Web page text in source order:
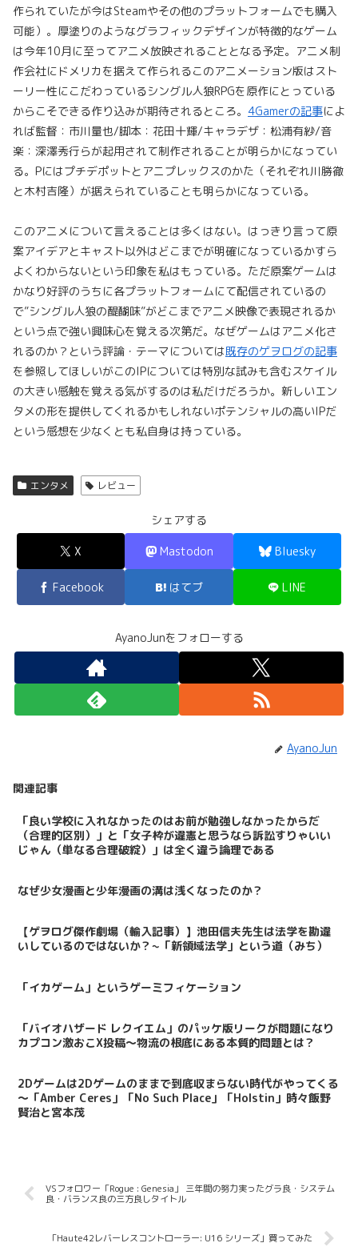
作られていたが今はSteamやその他のプラットフォームでも購入
可能）。厚塗りのようなグラフィックデザインが特徴的なゲーム
は今年10月に至ってアニメ放映されることとなる予定。アニメ制
作会社にドメリカを据えて作られるこのアニメーション版はスト
ーリー性にこだわっているシングル人狼RPGを原作にとっている
からこそできる作り込みが期待されるところ。 4Gamerの記事によ
れば監督：市川量也/脚本：花田十輝/キャラデザ：松浦有紗/音
楽：深澤秀行らが起用されて制作されることが明らかになってい
る。Pにはプチデポットとアニプレックスのかた（それぞれ川勝徹
と木村吉隆）が据えられていることも明らかになっている。
このアニメについて言えることは多くはない。はっきり言って原
案アイデアとキャスト以外はどこまでが明確になっているかすら
よくわからないという印象を私はもっている。ただ原案ゲームは
かなり好評のうちに各プラットフォームにて配信されているの
で”シングル人狼の醍醐味”がどこまでアニメ映像で表現されるか
という点で強い興味心を覚える次第だ。なぜゲームはアニメ化さ
れるのか？という評論・テーマについては既存のゲヲログの記事
を参照してほしいがこのIPについては特別な試みも含むスケイル
の大きい感触を覚える気がするのは私だけだろうか。新しいエン
タメの形を提供してくれるかもしれないポテンシャルの高いIPだ
という感想を少なくとも私自身は持っている。
エンタメ レビュー
シェアする
X Mastodon Bluesky
Facebook はてブ LINE
AyanoJunをフォローする
AyanoJun
関連記事
「良い学校に入れなかったのはお前が勉強しなかったからだ
（合理的区別）」と「女子枠が違憲と思うなら訴訟すりゃいい
じゃん（単なる合理破綻）」は全く違う論理である
なぜ少女漫画と少年漫画の溝は浅くなったのか？
【ゲヲログ傑作劇場（輸入記事）】池田信夫先生は法学を勘違
いしているのではないか？~「新領域法学」という道（みち）
「イカゲーム」というゲーミフィケーション
「バイオハザード レクイエム」のパッケ版リークが問題になり
カプコン激おこX投稿～物流の根底にある本質的問題とは？
2Dゲームは2Dゲームのままで到底収まらない時代がやってくる
～「Amber Ceres」「No Such Place」「Holstin」時々飯野
賢治と宮本茂
VSフォロワー「Rogue : Genesia」 三年間の努力実ったグラ良・システム
良・バランス良の三方良しタイトル
「Haute42レバーレスコントローラー: U16 シリーズ」買ってみた